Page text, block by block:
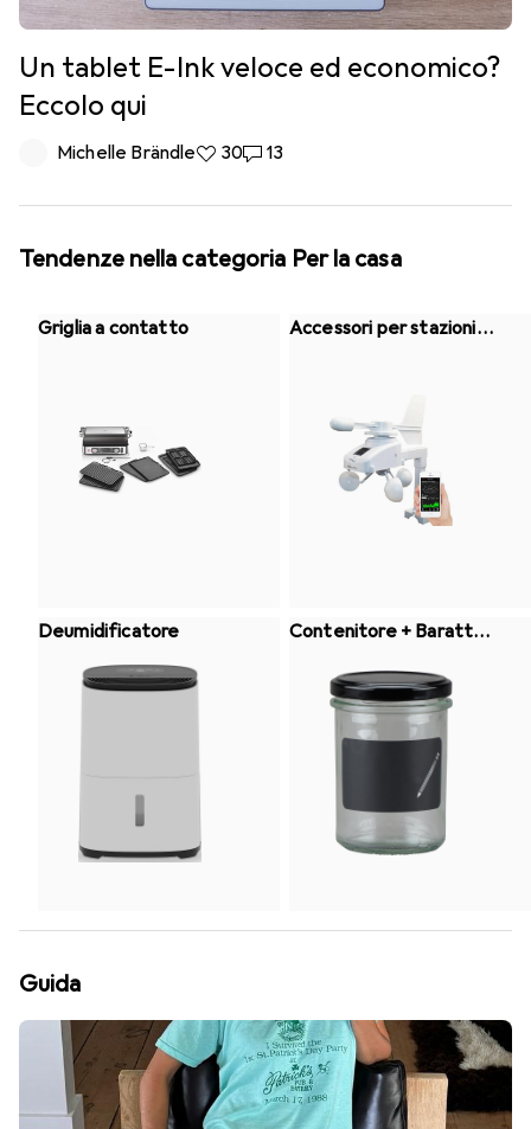
Un tablet E-Ink veloce ed economico?
Eccolo qui
Michelle Brändle30 like
3013 commenti
13
Tendenze nella categoria Per la casa
Griglia a contatto
Accessori per stazioni
Deumidificatore
Contenitore + Barattol
Guida